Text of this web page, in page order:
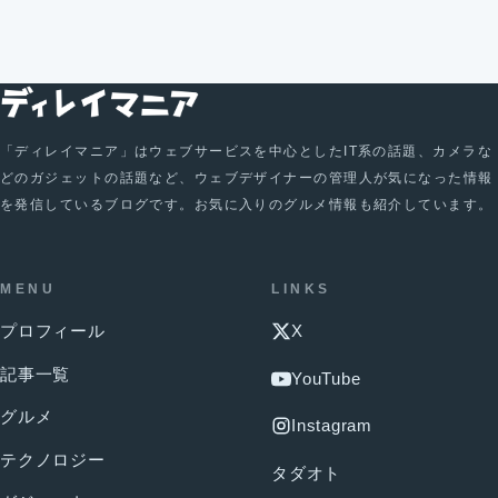
「ディレイマニア」はウェブサービスを中心としたIT系の話題、カメラな
どのガジェットの話題など、ウェブデザイナーの管理人が気になった情報
を発信しているブログです。お気に入りのグルメ情報も紹介しています。
MENU
プロフィール
記事一覧
グルメ
テクノロジー
LINKS
X
YouTube
Instagram
タダオト